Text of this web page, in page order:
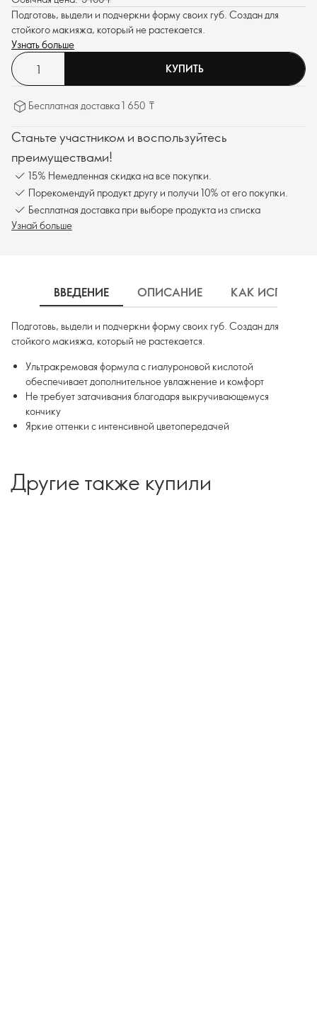
Подготовь, выдели и подчеркни форму своих губ. Создан для
стойкого макияжа, который не растекается.
Узнать больше
КУПИТЬ
Бесплатная доставка 1 650 ₸
Станьте участником и воспользуйтесь
преимуществами!
15% Немедленная скидка на все покупки.
Порекомендуй продукт другу и получи 10% от его покупки.
Бесплатная доставка при выборе продукта из списка
Узнай больше
ВВЕДЕНИЕ ОПИСАНИЕ КАК
Подготовь, выдели и подчеркни форму своих губ. Создан для
стойкого макияжа, который не растекается.
Ультракремовая формула с гиалуроновой кислотой
обеспечивает дополнительное увлажнение и комфорт
Не требует затачивания благодаря выкручивающемуся
кончику
Яркие оттенки с интенсивной цветопередачей
Другие также купили